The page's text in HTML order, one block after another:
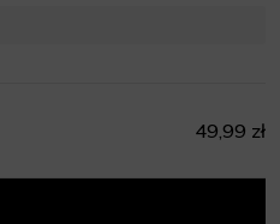
49,99 zł